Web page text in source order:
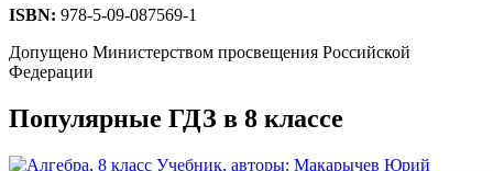
ISBN: 978-5-09-087569-1
Допущено Министерством просвещения Российской
Федерации
Популярные ГДЗ в 8 классе